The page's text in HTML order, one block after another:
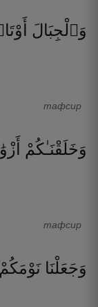
وَٱلْجِبَالَ
тафсир
وَخَلَقْنَـٰكُمْ
тафсир
وَجَعَلْنَا نَوْمَكُمْ